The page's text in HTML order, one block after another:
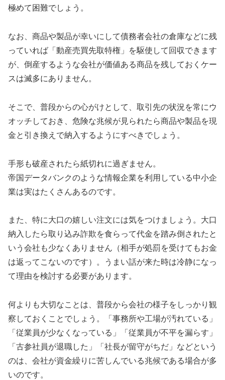
極めて困難でしょう。
なお、商品や製品が幸いにして債務者会社の倉庫などに残
っていれば「動産売買先取特権」を駆使して回収できます
が、倒産するような会社が価値ある商品を残しておくケー
スは滅多にありません。
そこで、普段からの心がけとして、取引先の状況を常にウ
オッチしておき、危険な兆候が見られたら商品や製品を現
金と引き換えで納入するようにすべきでしょう。
手形も破産されたら紙切れに過ぎません。
帝国データバンクのような情報企業を利用している中小企
業は実はたくさんあるのです。
また、特に大口の嬉しい注文には気をつけましょう。大口
納入したら取り込み詐欺を食らって代金を踏み倒されたと
いう会社も少なくありません（相手が処罰を受けてもお金
は返ってこないのです）。うまい話が来た時は冷静になっ
て理由を検討する必要があります。
何よりも大切なことは、普段から会社の様子をしっかり観
察しておくことでしょう。「事務所や工場が汚れている」
「従業員が少なくなっている」「従業員が不平を漏らす」
「古参社員が退職した」「社長が留守がちだ」などという
のは、会社が資金繰りに苦しんでいる兆候である場合が多
いのです。